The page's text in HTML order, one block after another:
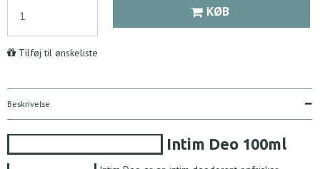
KØB
Tilføj til ønskeliste
Beskrivelse
Intim Deo 100ml